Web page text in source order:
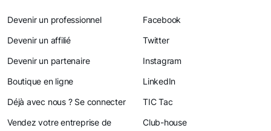
Devenir un professionnel
Devenir un affilié
Devenir un partenaire
Boutique en ligne
Déjà avec nous ? Se connecter
Vendez votre entreprise de
Facebook
Twitter
Instagram
LinkedIn
TIC Tac
Club-house